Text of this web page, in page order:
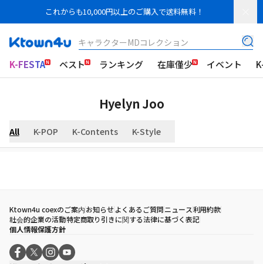
これからも10,000円以上のご購入で送料無料！
キャラクターMDコレクション
K-FESTA ベスト ランキング 在庫僅少 イベント
Hyelyn Joo
All K-POP K-Contents K-Style
Ktown4u coexのご案内お知らせよくあるご質問ニュース利用約款
社会的企業の活動特定商取り引きに関する法律に基づく表記
個人情報保護方針